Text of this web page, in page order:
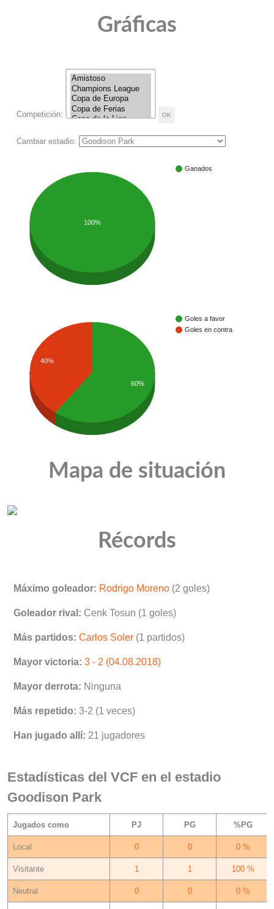
Gráficas
Competición:
Cambiar estadio:
Ganados
100%
Goles a favor
Goles en contra
40%
60%
Mapa de situación
Récords
Máximo goleador: Rodrigo Moreno (2 goles)
Goleador rival: Cenk Tosun (1 goles)
Más partidos: Carlos Soler (1 partidos)
Mayor victoria: 3 - 2 (04.08.2018)
Mayor derrota: Ninguna
Más repetido: 3-2 (1 veces)
Han jugado allí: 21 jugadores
Estadísticas del VCF en el estadio
Goodison Park
Jugados como PJ PG %PG
Local 0 0 0 %
Visitante 1 1 100 %
Neutral 0 0 0 %